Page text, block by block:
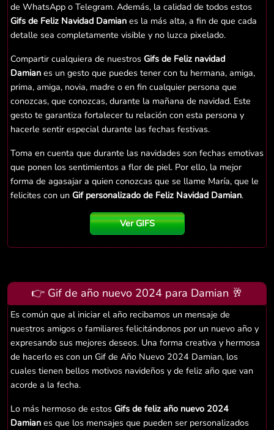
de WhatsApp o Telegram. Además, la calidad de todos estos
Gifs de Feliz Navidad Damian es la más alta, a fin de que cada
detalle sea completamente visible y no luzca pixelado.
Compartir cualquiera de nuestros Gifs de Feliz navidad
Damian es un gesto que puedes tener con tu hermana, amiga,
prima, amiga, novia, madre o en fin cualquier persona que
conozcas, que conozcas, durante la mañana de navidad. Este
gesto te garantiza fortalecer tu relación con esta persona y
hacerle sentir especial durante las fechas festivas.
Toma en cuenta que durante las navidades son fechas emotivas
que ponen los sentimientos a flor de piel. Por ello, la mejor
forma de agasajar a quien conozcas que se llame María, que le
felicites con un Gif personalizado de Feliz Navidad Damian.
Ver GIFS
👉 Gif de año nuevo 2024 para Damian 🥂
Es común que al iniciar el año recibamos un mensaje de
nuestros amigos o familiares felicitándonos por un nuevo año y
expresando sus mejores deseos. Una forma creativa y hermosa
de hacerlo es con un Gif de Año Nuevo 2024 Damian, los
cuales tienen bellos motivos navideños y de feliz año que van
acorde a la fecha.
Lo más hermoso de estos Gifs de feliz año nuevo 2024
Damian es que los mensajes que pueden ser personalizados